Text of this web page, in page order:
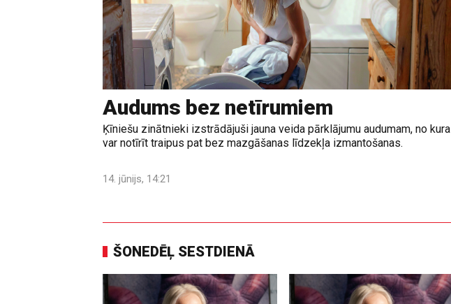
Audums bez netīrumiem
Ķīniešu zinātnieki izstrādājuši jauna veida pārklājumu audumam, no kura
var notīrīt traipus pat bez mazgāšanas līdzekļa izmantošanas.
14. jūnijs, 14:21
ŠONEDĒĻ SESTDIENĀ